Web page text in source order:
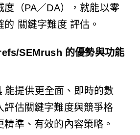
度（PA／DA），就能以零
的 關鍵字難度 評估。
SEMrush 的優勢與功能
能提供更全面、即時的數
評估關鍵字難度與競爭格
精準、有效的內容策略。